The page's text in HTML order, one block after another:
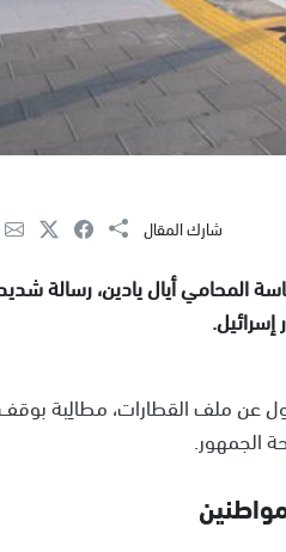
شارك المقال
المحامي أيال يادين، رسالة
عن ملف القطارات، مطالِبة
الجمهور.